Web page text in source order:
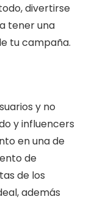
divertirse
tener una
tu campaña.
y no
y influencers
en una de
de
de los
además